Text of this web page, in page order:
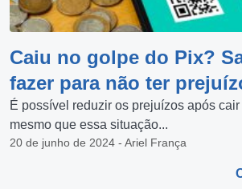
Caiu no golpe do Pix?
fazer para não ter
É possível reduzir os prejuízos após
mesmo que essa situação...
20 de junho de 2024 - Ariel França